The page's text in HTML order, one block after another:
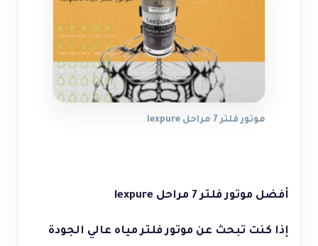
موتور فلتر 7 مراحل lexpure
أفضل موتور فلتر 7 مراحل lexpure
إذا كنت تبحث عن موتور فلتر مياه عالي الجودة